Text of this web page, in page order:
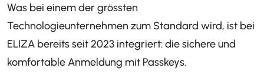
Was bei einem der grössten
Technologieunternehmen zum Standard wird, ist bei
ELIZA bereits seit 2023 integriert: die sichere und
komfortable Anmeldung mit Passkeys.